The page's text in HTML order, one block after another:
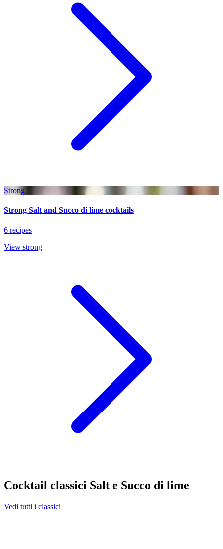
Strong
Strong Salt and Succo di lime cocktails
6 recipes
View strong
Cocktail classici Salt e Succo di lime
Vedi tutti i classici